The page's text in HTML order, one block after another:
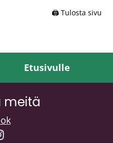
🖨️ Tulosta sivu
Etusivulle
meitä